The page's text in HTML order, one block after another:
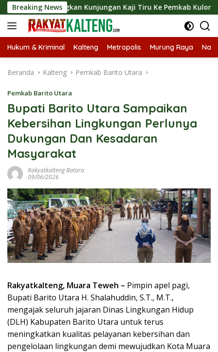
Langsung
ke
konten
Breaking NewsKunjungan Kaji Tiru Ke Pemkab Kulon Progo
Hukum & Kriminal Kalteng Metropolis Murung Raya
Beranda Kalteng Pemkab Barito Utara
Pemkab Barito Utara
Bupati Barito Utara Sampaikan
Kebersihan Lingkungan Perlunya
Dukungan Dan Kesadaran
Masyarakat
Rakyatkalteng Batara
09/06/2026
Rakyatkalteng, Muara Teweh – Pimpin apel pagi,
Bupati Barito Utara H. Shalahuddin, S.T., M.T.,
mengajak seluruh jajaran Dinas Lingkungan Hidup
(DLH) Kabupaten Barito Utara untuk terus
meningkatkan kualitas pelayanan kebersihan dan
pengelolaan lingkungan demi mewujudkan Kota Muara